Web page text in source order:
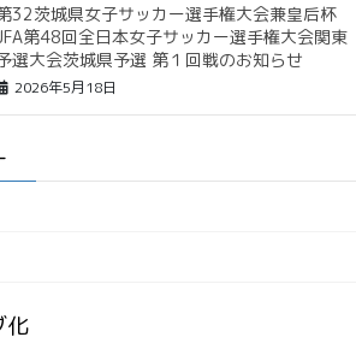
32茨城県女子サッカー選手権大会兼皇后杯
第48回全日本女子サッカー選手権大会関東
選大会茨城県予選 第１回戦のお知らせ
2026年5月18日
化